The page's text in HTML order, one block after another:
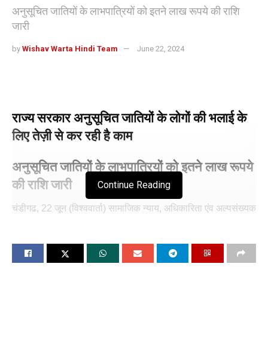
अनुसूचित जातियों के लाभपात्रियों को इतने लाख रूपये की राशि
जारी
by Wishav Warta Hindi Team June 22, 2024
राज्य सरकार अनुसूचित जातियों के लोगों की भलाई के
लिए तेज़ी से कर रही है काम
अनुसूचित जातियों के लाभपात्रियों को इतने लाख रूपये
की राशि जारी
चंडीगढ, 22 जून (विश्ववार्ता) सामाजिक न्याय, अधिकारिता एंव अल्पसंख्यक
गई है। बता दे कि पहला पिछड़ीं श्रेणियों और आर्थिक तौर पर कमज़ोर वर्ग
Continue Reading